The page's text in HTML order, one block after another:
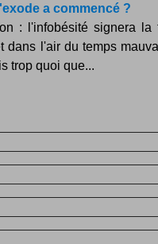
a commencé ?
: l'infobésité signera
dans l'air du temps
trop quoi que...